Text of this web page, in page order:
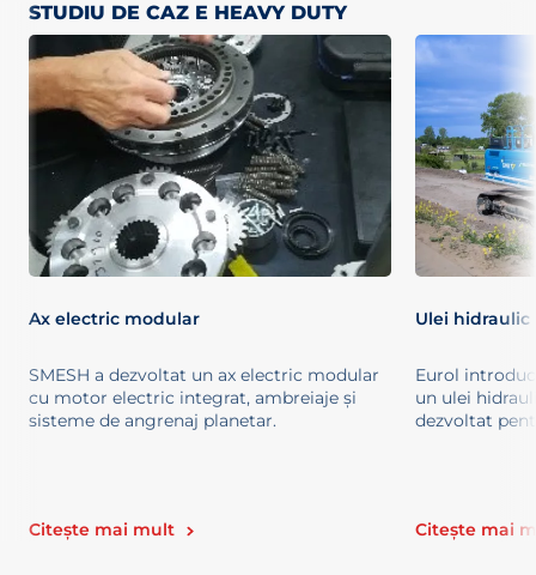
STUDIU DE CAZ E HEAVY DUTY
Ax electric modular
SMESH a dezvoltat un ax electric modular
cu motor electric integrat, ambreiaje și
sisteme de angrenaj planetar.
Citește mai mult
Ulei
Eurol
un ulei
dezvoltat
Citește mai